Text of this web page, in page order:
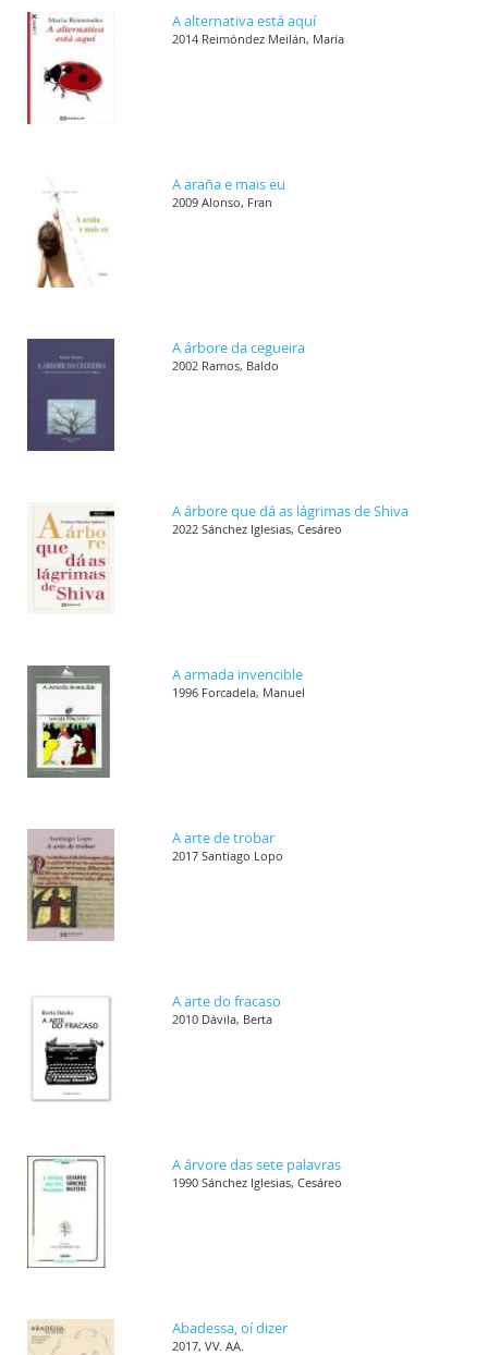
A alternativa está aquí
2014 Reimóndez Meilán, María
A araña e mais eu
2009 Alonso, Fran
A árbore da cegueira
2002 Ramos, Baldo
A árbore que dá as lágrimas de Shiva
2022 Sánchez Iglesias, Cesáreo
A armada invencible
1996 Forcadela, Manuel
A arte de trobar
2017 Santiago Lopo
A arte do fracaso
2010 Dávila, Berta
A árvore das sete palavras
1990 Sánchez Iglesias, Cesáreo
Abadessa, oí dizer
2017, VV. AA.